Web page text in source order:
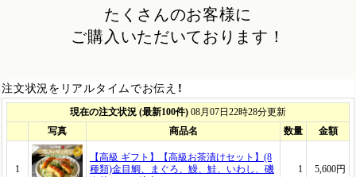
たくさんのお客様に
ご購入いただいております！
注文状況をリアルタイムでお伝え！